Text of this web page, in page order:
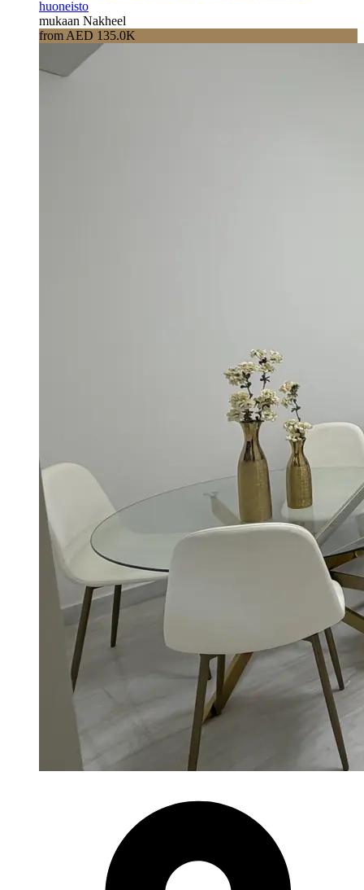
huoneisto
mukaan Nakheel
from AED 135.0K